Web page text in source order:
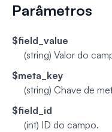
Parâmetros
$field_value
(string) Valor do
$meta_key
(string) Chave de
$field_id
(int) ID do campo.